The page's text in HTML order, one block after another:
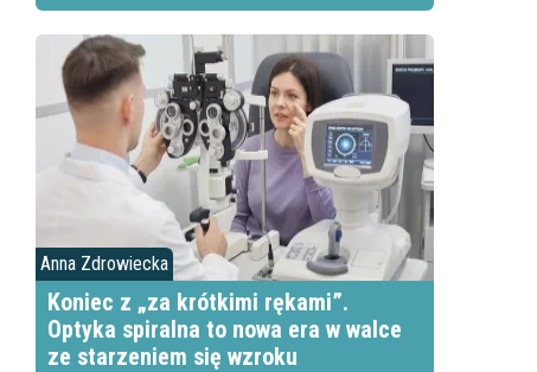
Anna Zdrowiecka
Koniec z „za krótkimi rękami”.
Optyka spiralna to nowa era w walce
ze starzeniem się wzroku